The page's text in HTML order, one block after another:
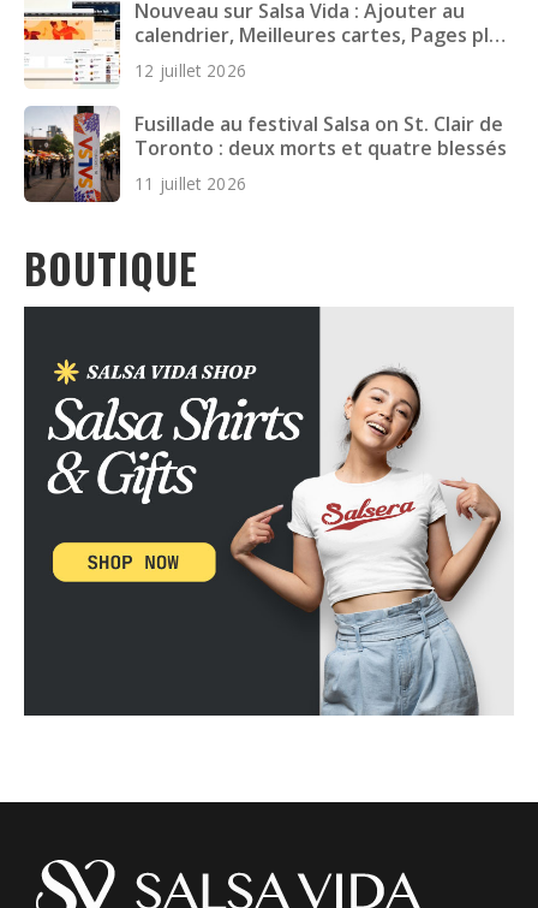
Nouveau sur Salsa Vida : Ajouter au
calendrier, Meilleures cartes, Pages plus
rapides et plus encore
12 juillet 2026
Fusillade au festival Salsa on St. Clair de
Toronto : deux morts et quatre blessés
11 juillet 2026
BOUTIQUE